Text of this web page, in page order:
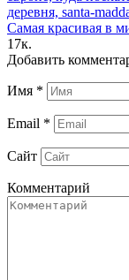
Самая красивая в
17к.
Добавить
Имя *
Email *
Сайт
Комментарий